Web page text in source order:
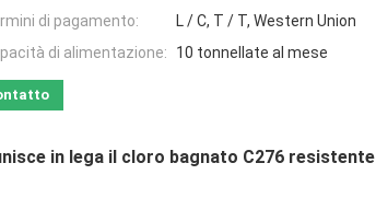
di pagamento:
L / C, T / T, Western Union
di alimentazione:
10 tonnellate al mese
in lega il cloro bagnato C276 resistente